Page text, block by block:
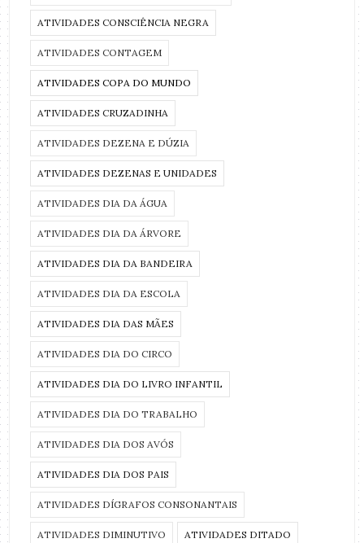
ATIVIDADES CONSCIÊNCIA NEGRA
ATIVIDADES CONTAGEM
ATIVIDADES COPA DO MUNDO
ATIVIDADES CRUZADINHA
ATIVIDADES DEZENA E DÚZIA
ATIVIDADES DEZENAS E UNIDADES
ATIVIDADES DIA DA ÁGUA
ATIVIDADES DIA DA ÁRVORE
ATIVIDADES DIA DA BANDEIRA
ATIVIDADES DIA DA ESCOLA
ATIVIDADES DIA DAS MÃES
ATIVIDADES DIA DO CIRCO
ATIVIDADES DIA DO LIVRO INFANTIL
ATIVIDADES DIA DO TRABALHO
ATIVIDADES DIA DOS AVÓS
ATIVIDADES DIA DOS PAIS
ATIVIDADES DÍGRAFOS CONSONANTAIS
ATIVIDADES DIMINUTIVO ATIVIDADES DITADO